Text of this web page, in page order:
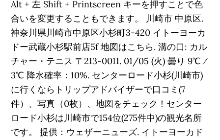
Alt + 左 Shift + Printscreen キーを押すことで色
合いを変更することもできます。 川崎市 中原区.
神奈川県川崎市中原区小杉町3-420 イトーヨーカ
ドー武蔵小杉駅前店5f 地図はこちら. 溝の口: カル
チャー・テニス 〒213-0011. 01/05 (火) 曇り 9℃ ⁄
3℃ 降水確率：10%. センターロード小杉(川崎市)
に行くならトリップアドバイザーで口コミ(7
件）、写真（0枚）、地図をチェック！センター
ロード小杉は川崎市で154位(275件中)の観光名所
です。 提供：ウェザーニューズ. イトーヨーカド